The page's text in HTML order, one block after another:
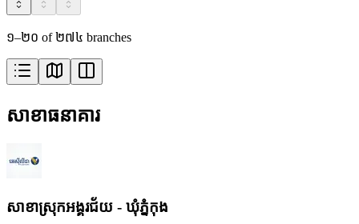
១–២០ of ២៧៤ branches
សាខាធនាគារ
សាខា​ស្រុកអង្គរជ័យ - ឃុំភ្នំកុង